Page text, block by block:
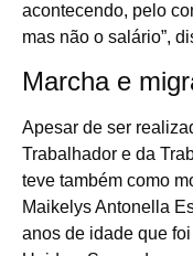
acontecendo, pelo
mas não o salário”,
Marcha e
Apesar de ser
Trabalhador e da
teve também como
Maikelys Antonella
anos de idade que